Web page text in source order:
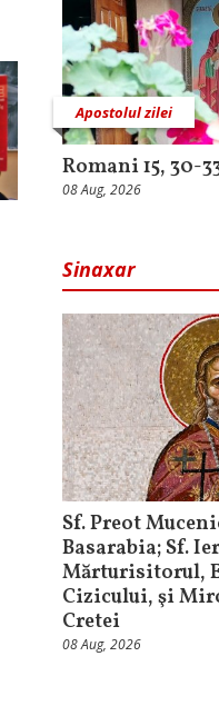
Apostolul zilei
Romani 15, 30-
08 Aug, 2026
Sinaxar
Sf. Preot
Basarabia; Sf.
Mărturisitorul,
Cizicului, şi
Cretei
08 Aug, 2026